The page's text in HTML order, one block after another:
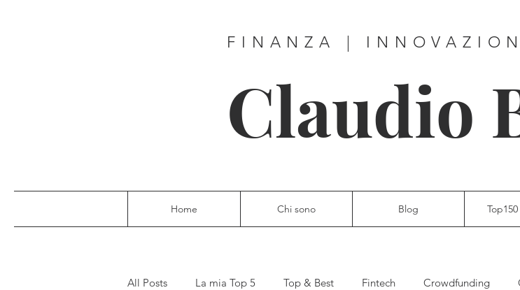
FINANZA |
Claudio
Home Chi sono Blog
All Posts La mia Top 5 Top & Best Fintech Crowdfunding